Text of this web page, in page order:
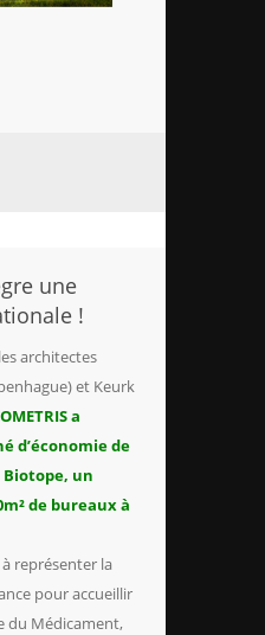
une
!
architectes
et Keurk
a
d’économie de
un
de bureaux à
représenter la
pour accueillir
du Médicament,